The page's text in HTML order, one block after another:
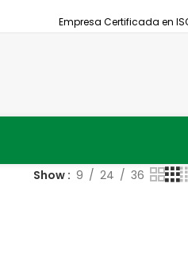
Empresa Certificada en
Show 9 24 36